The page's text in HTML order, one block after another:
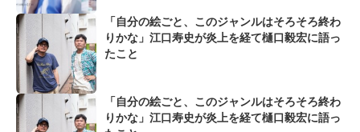
「自分の絵ごと、このジャンルはそろそろ終わ
りかな」江口寿史が炎上を経て樋口毅宏に語っ
たこと
「自分の絵ごと、このジャンルはそろそろ終わ
りかな」江口寿史が炎上を経て樋口毅宏に語っ